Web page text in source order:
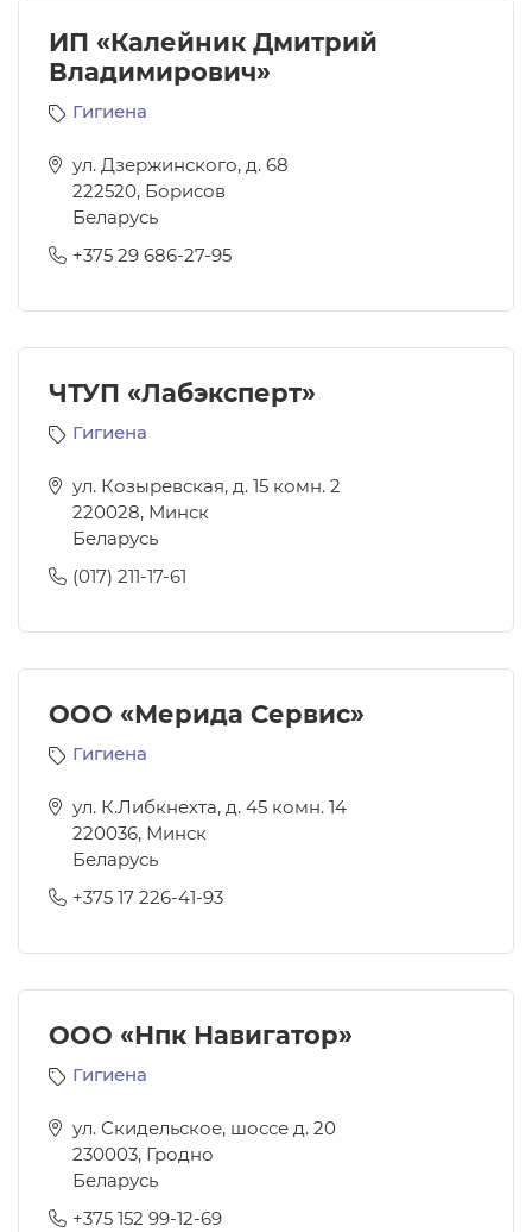
ИП «Калейник Дмитрий
Владимирович»
Гигиена
ул. Дзержинского, д. 68
222520, Борисов
Беларусь
+375 29 686-27-95
ЧТУП «Лабэксперт»
Гигиена
ул. Козыревская, д. 15 комн. 2
220028, Минск
Беларусь
(017) 211-17-61
ООО «Мерида Сервис»
Гигиена
ул. К.Либкнехта, д. 45 комн. 14
220036, Минск
Беларусь
+375 17 226-41-93
ООО «Нпк Навигатор»
Гигиена
ул. Скидельское, шоссе д. 20
230003, Гродно
Беларусь
+375 152 99-12-69